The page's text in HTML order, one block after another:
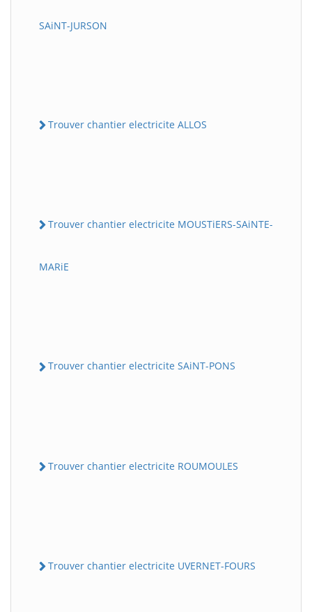
SAiNT-JURSON
Trouver chantier electricite ALLOS
Trouver chantier electricite MOUSTiERS-SAiNTE-
MARiE
Trouver chantier electricite SAiNT-PONS
Trouver chantier electricite ROUMOULES
Trouver chantier electricite UVERNET-FOURS